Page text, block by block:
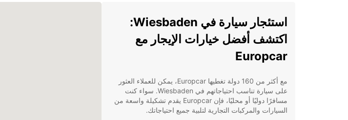
استئجار سيارة في Wiesbaden:
اكتشف أفضل خيارات الإيجار مع
Europcar
مع أكثر من 160 دولة تغطيها Europcar، يمكن للعملاء العثور
على سيارة تناسب احتياجاتهم في Wiesbaden. سواء كنت
مسافرًا دوليًا أو محليًا، فإن Europcar يقدم تشكيلة واسعة من
السيارات والمركبات التجارية لتلبية جميع احتياجاتك.